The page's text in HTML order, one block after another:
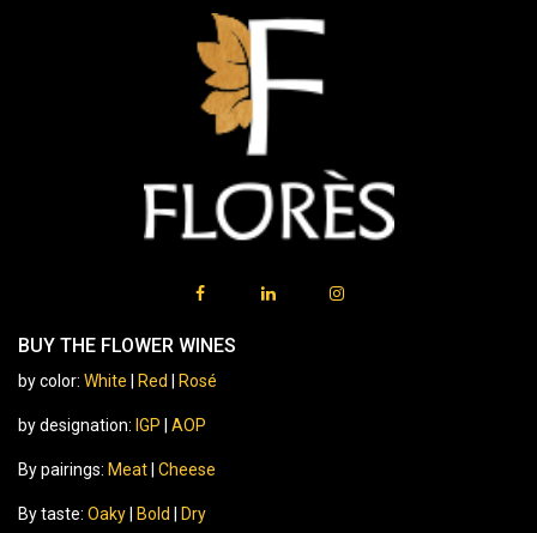
BUY THE FLOWER WINES
by color: White Red Rosé
by designation: IGP AOP
By pairings: Meat Cheese
By taste: Oaky Bold Dry